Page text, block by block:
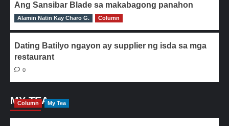
Ang Sansibar Blade sa makabagong panahon
0
Alamin Natin Kay Charo G. Column
Dating Batilyo ngayon ay supplier ng isda sa mga
restaurant
0
MY TEA
Column My Tea